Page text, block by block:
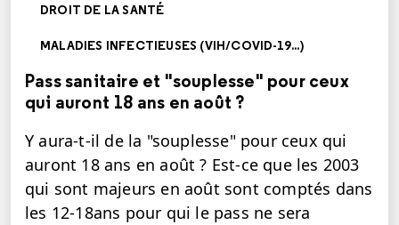
DROIT DE LA SANTÉ
MALADIES INFECTIEUSES (VIH/COVID-19...)
Pass sanitaire et "souplesse" pour ceux
qui auront 18 ans en août ?
Y aura-t-il de la "souplesse" pour ceux qui
auront 18 ans en août ? Est-ce que les 2003
qui sont majeurs en août sont comptés dans
les 12-18ans pour qui le pass ne sera